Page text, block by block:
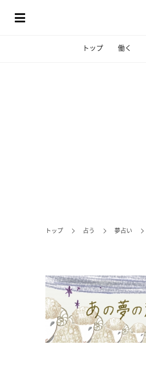
トップ 働く
トップ 占う 夢占い